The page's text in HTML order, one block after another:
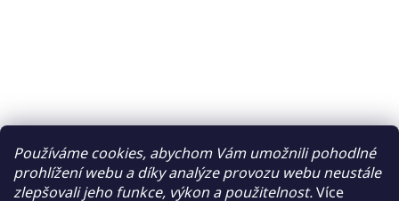
Používáme cookies, abychom Vám umožnili pohodlné
prohlížení webu a díky analýze provozu webu neustále
zlepšovali jeho funkce, výkon a použitelnost.Více